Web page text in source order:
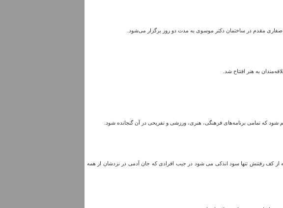
مقدم در ساختمان دکتر موسوی به مدت دو روز برگزار می‌شود.
به هنر افتتاح شد.
شود که تمامی برنامه‌های فرهنگی، هنری، ورزشی و تفریحی در آن گنجانده شود.
که از کف رفتنش تنها سود اندکی می شود در جیب افرادی که جان آدمی در نزدشان از همه